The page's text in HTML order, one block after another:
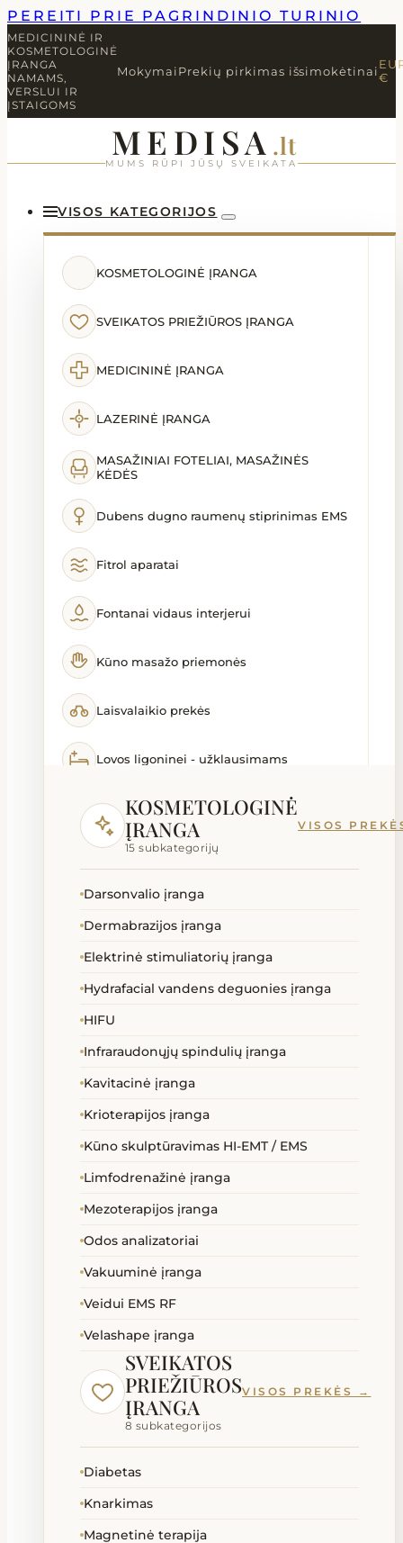
PEREITI PRIE PAGRINDINIO TURINIO
MEDICININĖ IR
KOSMETOLOGINĖ
ĮRANGA
NAMAMS,
VERSLUI IR
ĮSTAIGOMS
Mokymai Prekių pirkimas išsimokėtinai€
MEDISA .lt
MUMS RŪPI JŪSŲ SVEIKATA
VISOS KATEGORIJOS
KOSMETOLOGINĖ ĮRANGA
SVEIKATOS PRIEŽIŪROS ĮRANGA
MEDICININĖ ĮRANGA
LAZERINĖ ĮRANGA
MASAŽINIAI FOTELIAI, MASAŽINĖS
KĖDĖS
Dubens dugno raumenų stiprinimas EMS
Fitrol aparatai
Fontanai vidaus interjerui
Kūno masažo priemonės
Laisvalaikio prekės
Lovos ligoninei - užklausimams
Lovos slaugai ir ligoninei
Masažinės lovos
Masažiniai akmenys priedai
Masažo stalai kėdės gultai
Reabilitacinės priemonės
Technika neįgaliems
KOSMETOLOGINĖ
ĮRANGA
15 subkategorijų
VISOS
Darsonvalio įranga
Dermabrazijos įranga
Elektrinė stimuliatorių įranga
Hydrafacial vandens deguonies įranga
HIFU
Infraraudonųjų spindulių įranga
Kavitacinė įranga
Krioterapijos įranga
Kūno skulptūravimas HI-EMT / EMS
Limfodrenažinė įranga
Mezoterapijos įranga
Odos analizatoriai
Vakuuminė įranga
Veidui EMS RF
Velashape įranga
SVEIKATOS
PRIEŽIŪROS
ĮRANGA
8 subkategorijos
VISOS PREKĖS →
Diabetas
Knarkimas
Magnetinė terapija